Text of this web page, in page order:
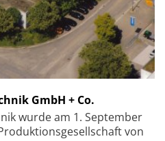
GmbH + Co.
wurde am 1. September
von